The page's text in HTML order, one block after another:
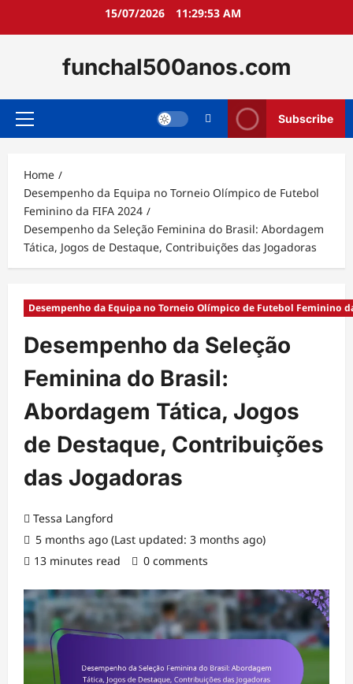
15/07/2026 11:29:54 AM
funchal500anos.com
Primary
Subscribe
Home
Desempenho da Equipa no Torneio Olímpico de Futebol
Feminino da FIFA 2024
Desempenho da Seleção Feminina do Brasil: Abordagem
Tática, Jogos de Destaque, Contribuições das Jogadoras
Desempenho da Equipa no Torneio Olímpico de Futebol Feminino
Desempenho da Seleção
Feminina do Brasil:
Abordagem Tática, Jogos
de Destaque, Contribuições
das Jogadoras
Tessa Langford
5 months ago (Last updated: 3 months ago)
13 minutes read
0 comments